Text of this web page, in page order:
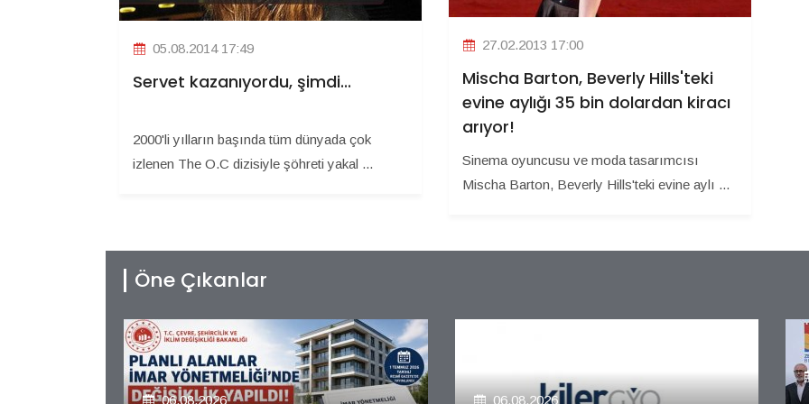
05.08.2014 17:49
Servet kazanıyordu, şimdi...
2000'li yılların başında tüm dünyada çok
izlenen The O.C dizisiyle şöhreti yakal ...
27.02.2013 17:00
Mischa Barton, Beverly Hills'teki
evine aylığı 35 bin dolardan kiracı
arıyor!
Sinema oyuncusu ve moda tasarımcısı
Mischa Barton, Beverly Hills'teki evine aylı ...
Öne Çıkanlar
06.08.2026
06.08.2026